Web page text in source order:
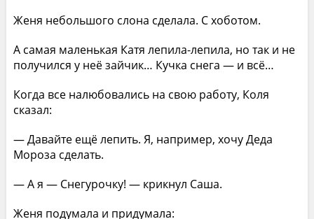
Женя небольшого слона сделала. С хоботом.
А самая маленькая Катя лепила-лепила, но так и не
получился у неё зайчик… Кучка снега — и всё…
Когда все налюбовались на свою работу, Коля
сказал:
— Давайте ещё лепить. Я, например, хочу Деда
Мороза сделать.
— А я — Снегурочку! — крикнул Саша.
Женя подумала и придумала: